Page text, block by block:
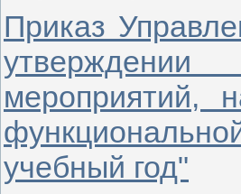
Приказ
мероприятий,
учебный год"